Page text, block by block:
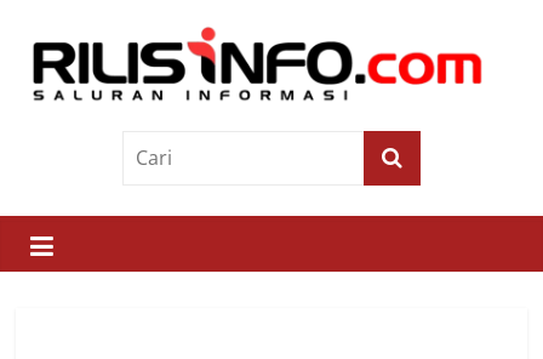
contentRilis
Saluran
Informasi